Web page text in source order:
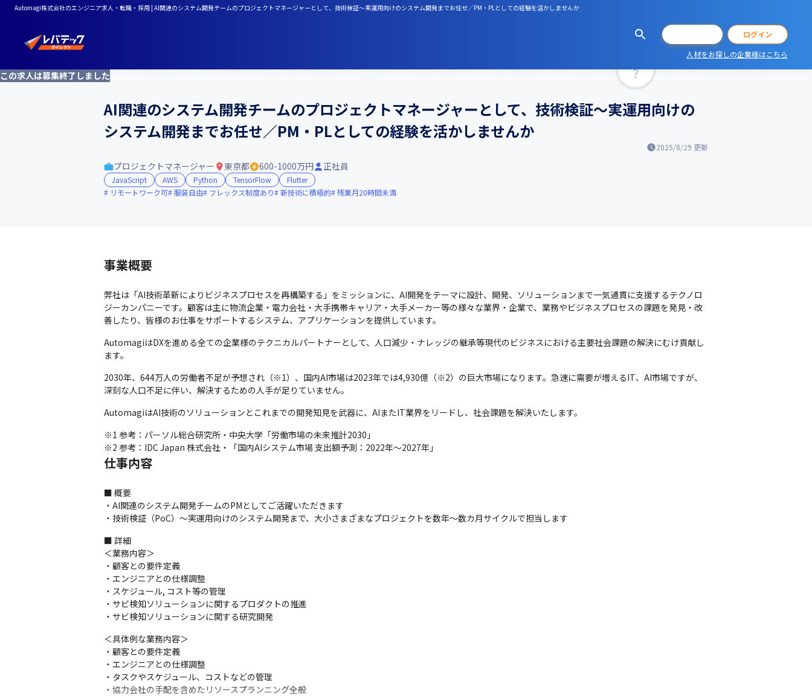
Automagi株式会社のエンジニア求人・転職・採用 | AI関連のシステム開発チームのプロジェクトマネージャーとして、技術検証〜実運用向けのシステム開発までお任せ／PM・PLとしての経験を活かしませんか
ログイン
人材をお探しの企業様はこちら
この求人は募集終了しました
AI関連のシステム開発チームのプロジェクトマネージャーとして、技術検証〜実運用向けの
システム開発までお任せ／PM・PLとしての経験を活かしませんか
2025/8/29 更新
プロジェクトマネージャー 東京都 600-1000万円 正社員
JavaScript AWS Python TensorFlow
Flutter
リモートワーク可 服装自由 フレックス制度あり 新技術に積極的 残業月20時間未満
事業概要
弊社は「AI技術革新によりビジネスプロセスを再構築する」をミッションに、AI開発をテーマに設計、開発、ソリューションまで一気通貫に支援するテクノロ
ジーカンパニーです。顧客は主に物流企業・電力会社・大手携帯キャリア・大手メーカー等の様々な業界・企業で、業務やビジネスプロセスの課題を発見・改
善したり、皆様のお仕事をサポートするシステム、アプリケーションを提供しています。
AutomagiはDXを進める全ての企業様のテクニカルパートナーとして、人口減少・ナレッジの継承等現代のビジネスにおける主要社会課題の解決にむけ貢献し
ます。
2030年、644万人の労働者不足が予想され（※1）、国内AI市場は2023年では4,930億（※2）の巨大市場になります。急速に需要が増えるIT、AI市場ですが、
深刻な人口不足に伴い、解決するための人手が足りていません。
AutomagiはAI技術のソリューションとこれまでの開発知見を武器に、AIまたIT業界をリードし、社会課題を解決いたします。
※1 参考：パーソル総合研究所・中央大学「労働市場の未来推計2030」
※2 参考：IDC Japan 株式会社・「国内AIシステム市場 支出額予測：2022年～2027年」
仕事内容
■ 概要
・AI関連のシステム開発チームのPMとしてご活躍いただきます
・技術検証（PoC）〜実運用向けのシステム開発まで、大小さまざまなプロジェクトを数年〜数カ月サイクルで担当します
■ 詳細
＜業務内容＞
・顧客との要件定義
・エンジニアとの仕様調整
・スケジュール, コスト等の管理
・サビ検知ソリューションに関するプロダクトの推進
・サビ検知ソリューションに関する研究開発
＜具体例な業務内容＞
・顧客との要件定義
・エンジニアとの仕様調整
・タスクやスケジュール、コストなどの管理
・協力会社の手配を含めたリソースプランニング全般